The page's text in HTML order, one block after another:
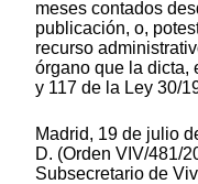
meses contados
publicación, o,
recurso
órgano que la dicta,
y 117 de la Ley 30/
Madrid, 19 de julio
D. (Orden VIV/481/
Subsecretario de